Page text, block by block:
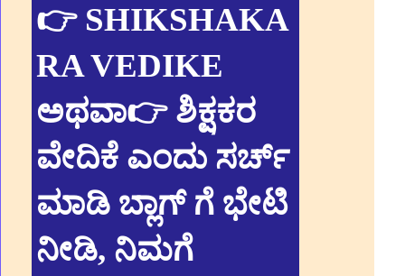
👉 SHIKSHAKA
RA VEDIKE
ಅಥವಾ👉 ಶಿಕ್ಷಕರ
ವೇದಿಕೆ ಎಂದು ಸರ್ಚ್
ಮಾಡಿ ಬ್ಲಾಗ್ ಗೆ ಭೇಟಿ
ನೀಡಿ, ನಿಮಗೆ